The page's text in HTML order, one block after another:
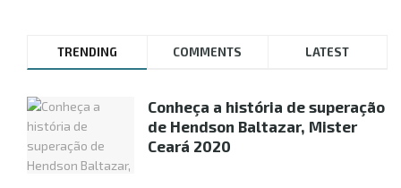
TRENDING COMMENTS LATEST
Conheça a história de superação
de Hendson Baltazar, Mister
Ceará 2020